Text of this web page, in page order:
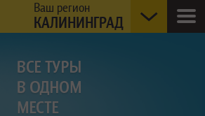
Ваш регион
КАЛИНИНГРАД